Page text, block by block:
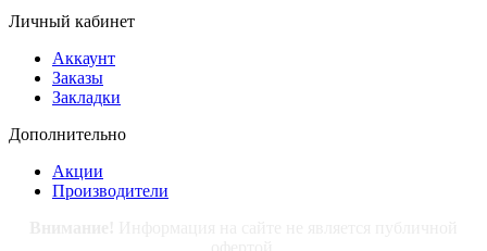
Личный кабинет
Аккаунт
Заказы
Закладки
Дополнительно
Акции
Производители